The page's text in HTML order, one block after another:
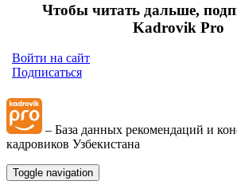
Чтобы читать дальше,
Kadrovik Pro
Войти на сайт
Подписаться
– База данных рекомендаций и
кадровиков Узбекистана
Toggle navigation